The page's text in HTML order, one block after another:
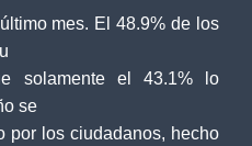
mes. El 48.9% de los
solamente el 43.1% lo
se
por los ciudadanos, hecho